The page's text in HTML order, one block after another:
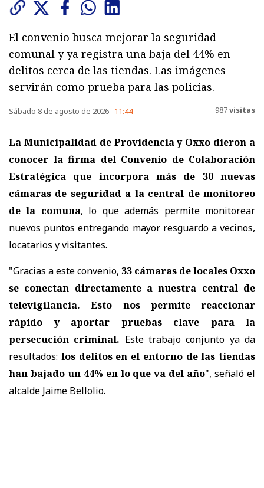
El convenio busca mejorar la seguridad
comunal y ya registra una baja del 44% en
delitos cerca de las tiendas. Las imágenes
servirán como prueba para las policías.
Sábado 8 de agosto de 2026 11:44 987visitas
La Municipalidad de Providencia y Oxxo dieron a
conocer la firma del Convenio de Colaboración
Estratégica que incorpora más de 30 nuevas
cámaras de seguridad a la central de monitoreo
de la comuna, lo que además permite monitorear
nuevos puntos entregando mayor resguardo a vecinos,
locatarios y visitantes.
"Gracias a este convenio, 33 cámaras de locales Oxxo
se conectan directamente a nuestra central de
televigilancia. Esto nos permite reaccionar
rápido y aportar pruebas clave para la
persecución criminal. Este trabajo conjunto ya da
resultados: los delitos en el entorno de las tiendas
han bajado un 44% en lo que va del año", señaló el
alcalde Jaime Bellolio.